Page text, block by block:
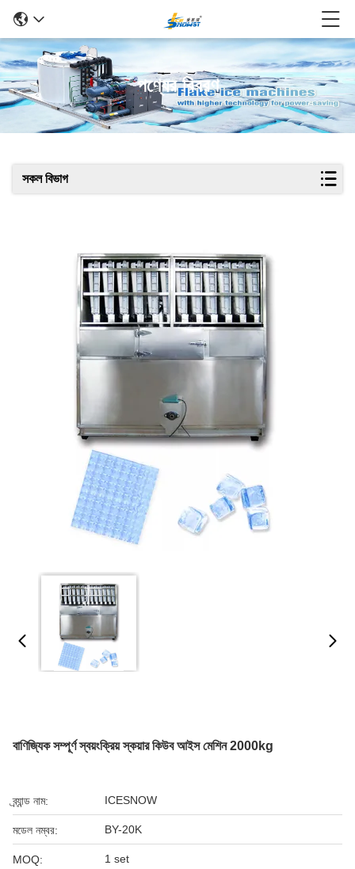
পণ্যের বিবরণ
সকল বিভাগ
বাণিজ্যিক সম্পূর্ণ স্বয়ংক্রিয় স্কয়ার কিউব আইস মেশিন 2000kg
ব্র্যান্ড নাম: ICESNOW
মডেল নম্বর: BY-20K
MOQ: 1 set